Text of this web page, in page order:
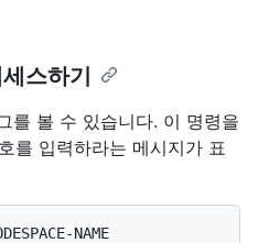
스하기
를 볼 수 있습니다. 이 명령을
를 입력하라는 메시지가 표